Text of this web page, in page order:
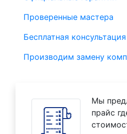
Проверенные мастера
Бесплатная консультация
Производим замену
Мы
прайс